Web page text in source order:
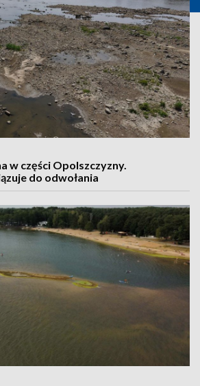
w części Opolszczyzny.
do odwołania